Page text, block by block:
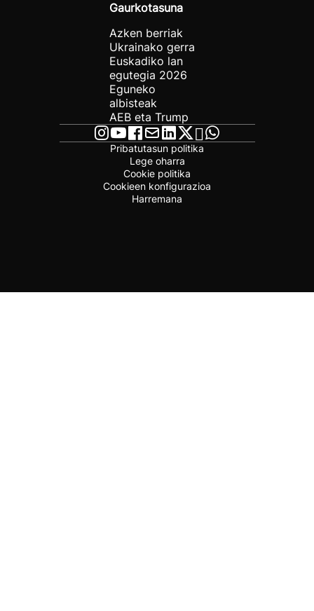
Gaurkotasuna
Azken berriak
Ukrainako gerra
Euskadiko lan
egutegia 2026
Eguneko
albisteak
AEB eta Trump
Pribatutasun politika
Lege oharra
Cookie politika
Cookieen konfigurazioa
Harremana